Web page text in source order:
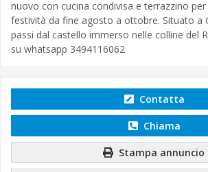
nuovo con cucina condivisa e terrazzino
festività da fine agosto a ottobre. Situato a
passi dal castello immerso nelle colline del
su whatsapp 3494116062
Contatta
Chiama
Stampa annuncio